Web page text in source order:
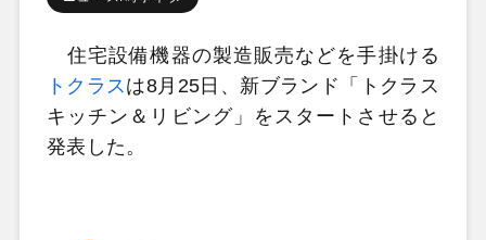
住宅設備機器の製造販売などを手掛ける
トクラスは8月25日、新ブランド「トクラス
キッチン＆リビング」をスタートさせると
発表した。